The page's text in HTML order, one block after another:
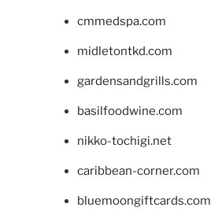
cmmedspa.com
midletontkd.com
gardensandgrills.com
basilfoodwine.com
nikko-tochigi.net
caribbean-corner.com
bluemoongiftcards.com